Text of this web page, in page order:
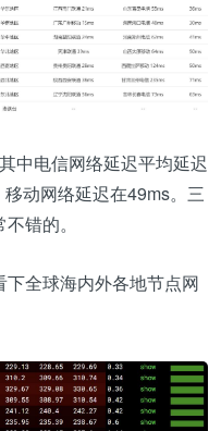
中电信网络延迟平均延迟
动网络延迟在49ms。三
错的。
全球海内外各地节点网